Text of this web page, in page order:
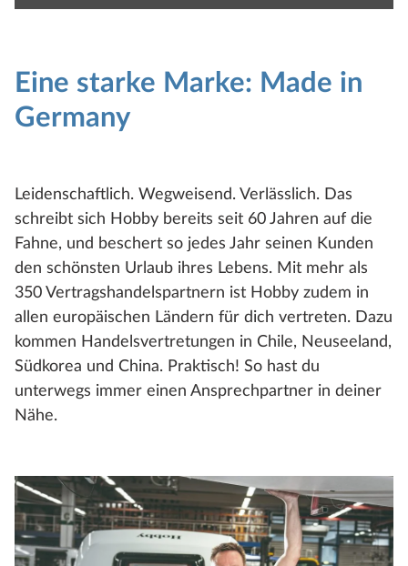
Eine starke Marke: Made in
Germany
Leidenschaftlich. Wegweisend. Verlässlich. Das
schreibt sich Hobby bereits seit 60 Jahren auf die
Fahne, und beschert so jedes Jahr seinen Kunden
den schönsten Urlaub ihres Lebens. Mit mehr als
350 Vertragshandelspartnern ist Hobby zudem in
allen europäischen Ländern für dich vertreten. Dazu
kommen Handelsvertretungen in Chile, Neuseeland,
Südkorea und China. Praktisch! So hast du
unterwegs immer einen Ansprechpartner in deiner
Nähe.